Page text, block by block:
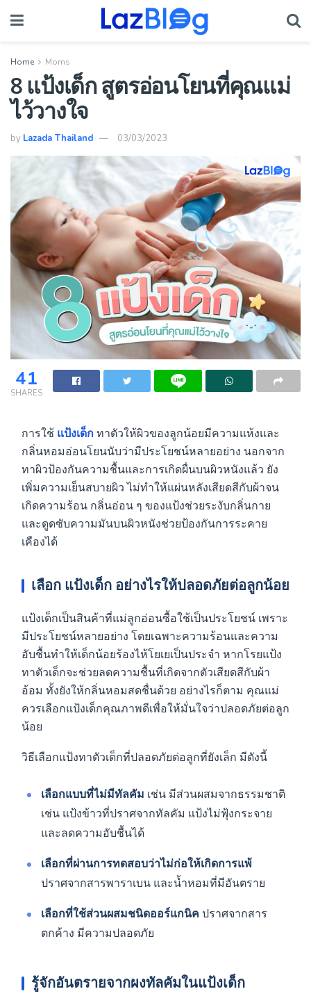
Home Moms
8 แป้งเด็ก สูตรอ่อนโยนที่คุณแม่
ไว้วางใจ
by Lazada Thailand 03/03/2023
41
SHARES
การใช้ แป้งเด็กทาตัวให้ผิวของลูกน้อยมีความแห้งและ
กลิ่นหอมอ่อนโยนนับว่ามีประโยชน์หลายอย่าง นอกจาก
ทาผิวป้องกันความชื้นและการเกิดผื่นบนผิวหนังแล้ว ยัง
เพิ่มความเย็นสบายผิว ไม่ทำให้แผ่นหลังเสียดสีกับผ้าจน
เกิดความร้อน กลิ่นอ่อน ๆ ของแป้งช่วยระงับกลิ่นกาย
และดูดซับความมันบนผิวหนังช่วยป้องกันการระคาย
เคืองได้
เลือก แป้งเด็ก อย่างไรให้ปลอดภัยต่อลูกน้อย
แป้งเด็กเป็นสินค้าที่แม่ลูกอ่อนซื้อใช้เป็นประโยชน์ เพราะ
มีประโยชน์หลายอย่าง โดยเฉพาะความร้อนและความ
อับชื้นทำให้เด็กน้อยร้องไห้โยเยเป็นประจำ หากโรยแป้ง
ทาตัวเด็กจะช่วยลดความชื้นที่เกิดจากตัวเสียดสีกับผ้า
อ้อม ทั้งยังให้กลิ่นหอมสดชื่นด้วย อย่างไรก็ตาม คุณแม่
ควรเลือกแป้งเด็กคุณภาพดีเพื่อให้มั่นใจว่าปลอดภัยต่อลูก
น้อย
วิธีเลือกแป้งทาตัวเด็กที่ปลอดภัยต่อลูกที่ยังเล็ก มีดังนี้
เลือกแบบที่ไม่มีทัลคัม เช่น มีส่วนผสมจากธรรมชาติ
เช่น แป้งข้าวที่ปราศจากทัลคัม แป้งไม่ฟุ้งกระจาย
และลดความอับชื้นได้
เลือกที่ผ่านการทดสอบว่าไม่ก่อให้เกิดการแพ้
ปราศจากสารพาราเบน และน้ำหอมที่มีอันตราย
เลือกที่ใช้ส่วนผสมชนิดออร์แกนิค ปราศจากสาร
ตกค้าง มีความปลอดภัย
รู้จักอันตรายจากผงทัลคัมในแป้งเด็ก